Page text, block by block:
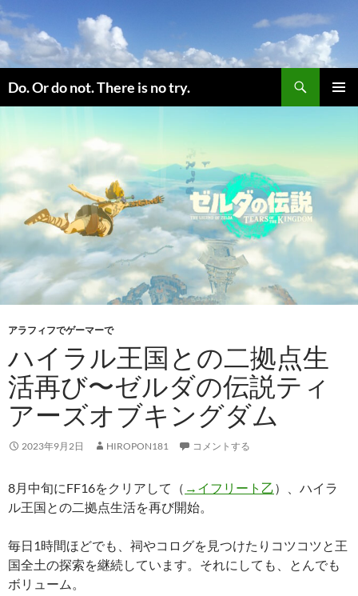
コ
ン
テ
ン
ツ
へ
プ
Do. Or do not. There is no try.
索
アラフィフでゲーマーで
ハイラル王国との二拠点生
活再び〜ゼルダの伝説ティ
アーズオブキングダム
2023年9月2日 HIROPON181 コメントする
8月中旬にFF16をクリアして（ →イフリート乙）、ハイラ
ル王国との二拠点生活を再び開始。
毎日1時間ほどでも、祠やコログを見つけたりコツコツと王
国全土の探索を継続しています。それにしても、とんでも
ボリューム。